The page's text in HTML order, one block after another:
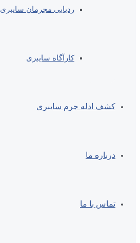
ردیابی مجرمان سایبری
کارآگاه سایبری
کشف ادله جرم سایبری
درباره ما
تماس با ما